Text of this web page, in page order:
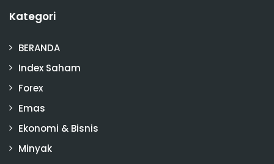
Kategori
BERANDA
Index Saham
Forex
Emas
Ekonomi & Bisnis
Minyak